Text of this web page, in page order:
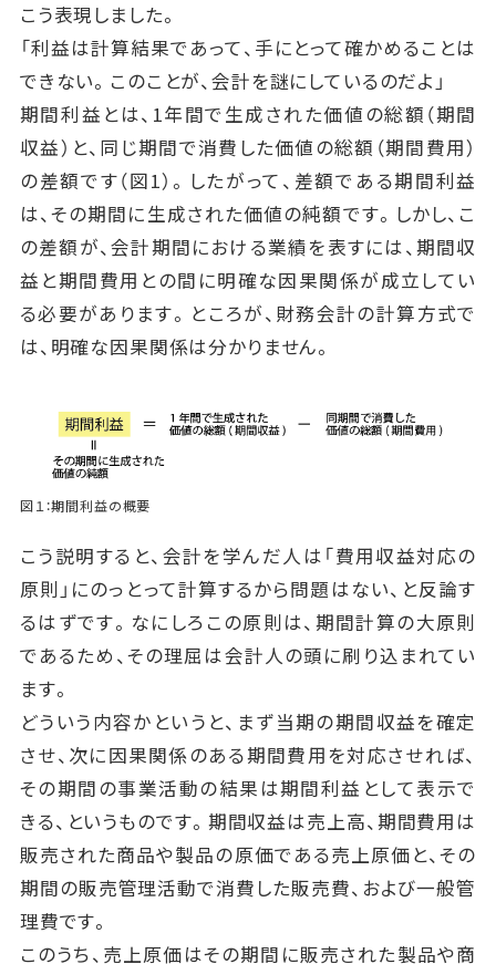
こう表現しました。
「利益は計算結果であって、手にとって確かめることは
できない。このことが、会計を謎にしているのだよ」
期間利益とは、1年間で生成された価値の総額（期間
収益）と、同じ期間で消費した価値の総額（期間費用）
の差額です（図1）。したがって、差額である期間利益
は、その期間に生成された価値の純額です。しかし、こ
の差額が、会計期間における業績を表すには、期間収
益と期間費用との間に明確な因果関係が成立してい
る必要があります。ところが、財務会計の計算方式で
は、明確な因果関係は分かりません。
図１：期間利益の概要
こう説明すると、会計を学んだ人は「費用収益対応の
原則」にのっとって計算するから問題はない、と反論す
るはずです。なにしろこの原則は、期間計算の大原則
であるため、その理屈は会計人の頭に刷り込まれてい
ます。
どういう内容かというと、まず当期の期間収益を確定
させ、次に因果関係のある期間費用を対応させれば、
その期間の事業活動の結果は期間利益として表示で
きる、というものです。期間収益は売上高、期間費用は
販売された商品や製品の原価である売上原価と、その
期間の販売管理活動で消費した販売費、および一般管
理費です。
このうち、売上原価はその期間に販売された製品や商